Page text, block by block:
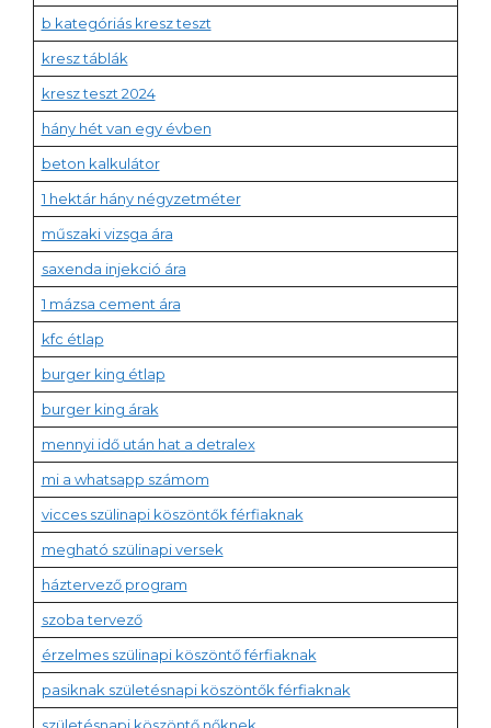
b kategóriás kresz teszt
kresz táblák
kresz teszt 2024
hány hét van egy évben
beton kalkulátor
1 hektár hány négyzetméter
műszaki vizsga ára
saxenda injekció ára
1 mázsa cement ára
kfc étlap
burger king étlap
burger king árak
mennyi idő után hat a detralex
mi a whatsapp számom
vicces szülinapi köszöntők férfiaknak
megható szülinapi versek
háztervező program
szoba tervező
érzelmes szülinapi köszöntő férfiaknak
pasiknak születésnapi köszöntők férfiaknak